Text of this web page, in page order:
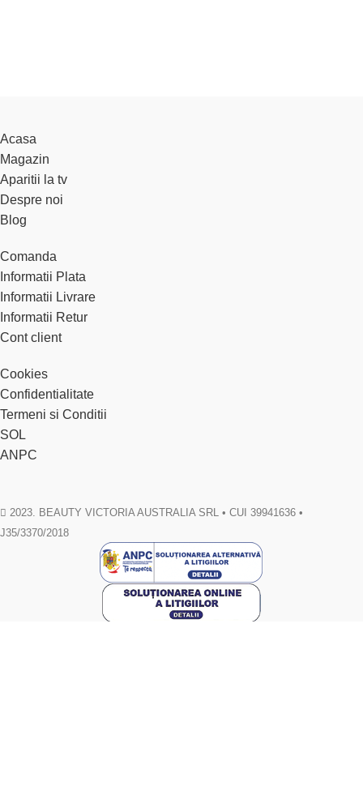
Acasa
Magazin
Aparitii la tv
Despre noi
Blog
Comanda
Informatii Plata
Informatii Livrare
Informatii Retur
Cont client
Cookies
Confidentialitate
Termeni si Conditii
SOL
ANPC
2023. BEAUTY VICTORIA AUSTRALIA SRL • CUI 39941636 •
J35/3370/2018